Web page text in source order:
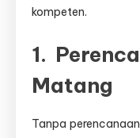
kompeten.
1.
Matang
Tanpa